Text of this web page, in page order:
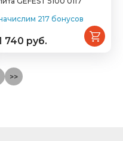
217 бонусов
740 руб.
>>